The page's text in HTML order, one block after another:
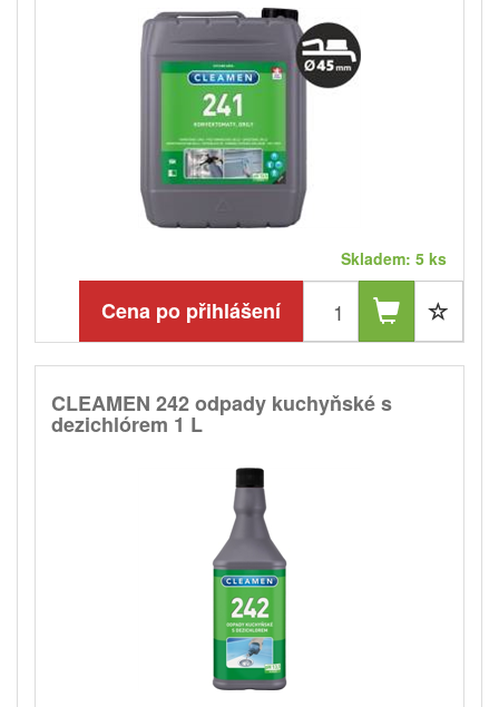
Skladem: 5 ks
Cena po přihlášení
CLEAMEN 242 odpady kuchyňské s
dezichlórem 1 L